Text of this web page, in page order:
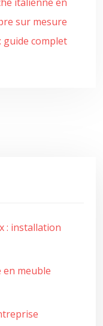
sur mesure
: guide complet
: installation
meuble